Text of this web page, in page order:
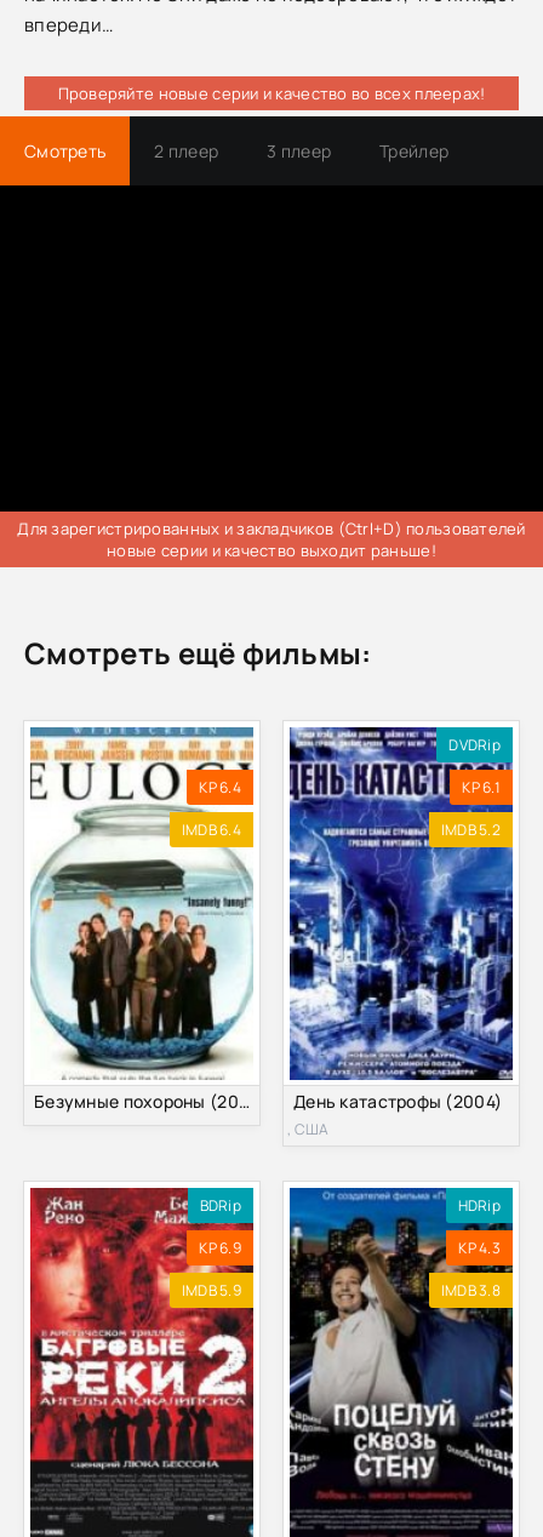
впереди…
Проверяйте новые серии и качество во всех плеерах!
Смотреть 2 плеер 3 плеер Трейлер
Для зарегистрированных и закладчиков (Ctrl+D) пользователей
новые серии и качество выходит раньше!
Смотреть ещё фильмы:
KP 6.4
IMDB 6.4
Безумные похороны (2004)
DVDRip
KP 6.1
IMDB 5.2
День катастрофы (2004)
, США
BDRip
KP 6.9
IMDB 5.9
HDRip
KP 4.3
IMDB 3.8